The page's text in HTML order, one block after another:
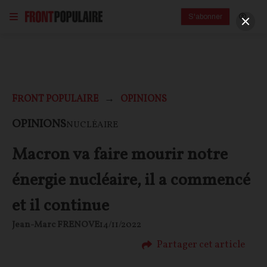
S'abonner
FRONT POPULAIRE OPINIONS
OPINIONSNUCLÉAIRE
Macron va faire mourir notre
énergie nucléaire, il a commencé
et il continue
Jean-Marc FRENOVE14/11/2022
Partager cet article